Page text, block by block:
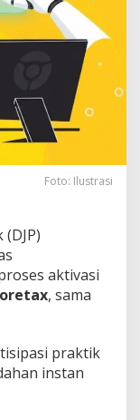
Foto: Ilustrasi
aktivasi
, sama
praktik
instan